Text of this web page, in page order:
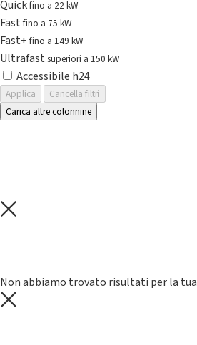
Quickfino a 22 kW
Fastfino a 75 kW
Fast+fino a 149 kW
Ultrafast superiori a 150 kW
Accessibile h24
Applica
Cancella filtri
Carica altre colonnine
Non abbiamo trovato risultati per la